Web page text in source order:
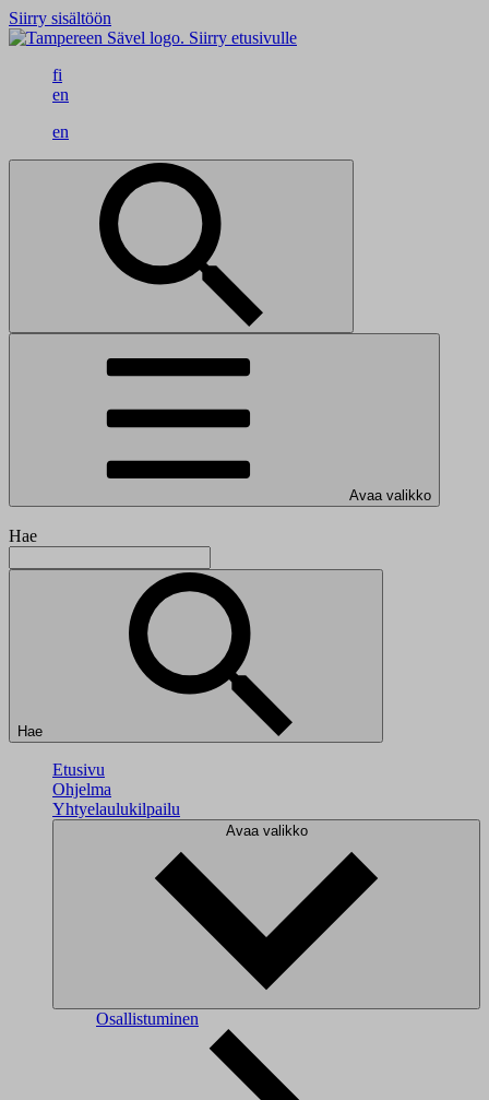
Siirry sisältöön
Siirry etusivulle
fi
en
en
Avaa valikko
Hae
Hae
Etusivu
Ohjelma
Yhtyelaulukilpailu
Avaa valikko
Osallistuminen